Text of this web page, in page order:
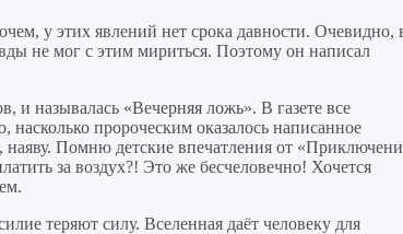
у этих явлений нет срока давности. Очевидно,
не мог с этим мириться. Поэтому он написал
и называлась «Вечерняя ложь». В газете все
пророческим оказалось написанное
наяву. Помню детские впечатления от
за воздух?! Это же бесчеловечно! Хочется
теряют силу. Вселенная даёт человеку для